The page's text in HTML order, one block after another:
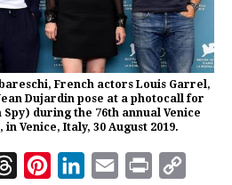
French actors Louis Garrel,
Dujardin pose at a photocall for
Spy) during the 76th annual Venice
Venice, Italy, 30 August 2019.